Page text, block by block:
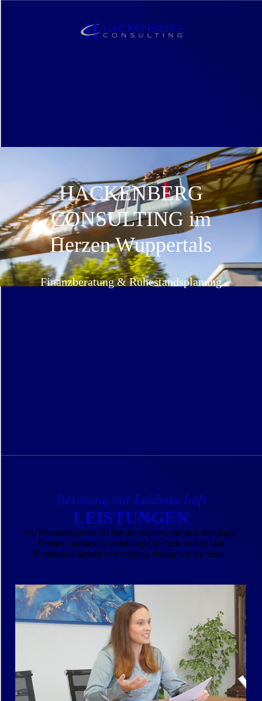
HACKENBERG
CONSULTING im
Herzen Wuppertals
Finanzberatung & Ruhestandsplanung
Beratung mit Leidenschaft
LEISTUNGEN
Als Finanzexperten für Privatpersonen, die sich finanzielle
Freiheit aufbauen, unabhängig bleiben wollen und
Planungssicherheit bevorzugen, stehen wir zur Seite.